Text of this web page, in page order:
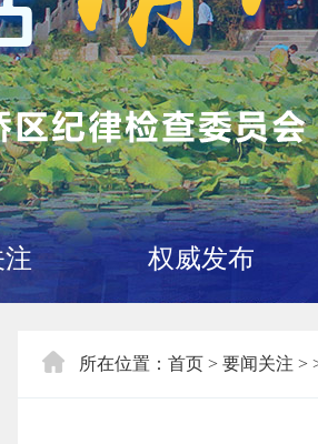
权威发布
所在位置： 首页 > 要闻关注 >